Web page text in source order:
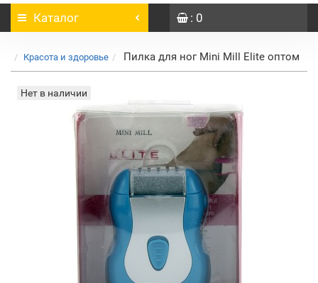
Каталог : 0
Красота и здоровье Пилка для ног Mini Mill Elite оптом
Нет в наличии